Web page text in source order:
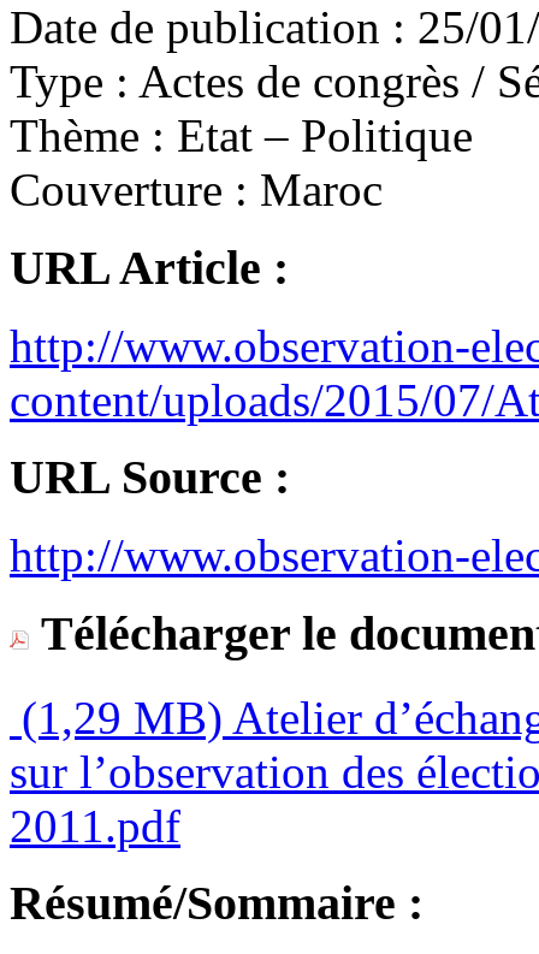
Date de publication : 25/
Type : Actes de congrès /
Thème : Etat – Politique
Couverture : Maroc
URL Article :
http://www.observation-
content/uploads/2015/07/
URL Source :
http://www.observation-
Télécharger le
(1,29 MB) Atelier
sur l’observation des
2011.pdf
Résumé/Sommaire :